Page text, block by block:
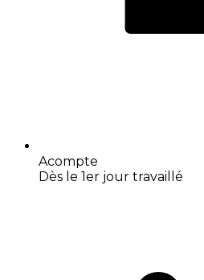
Acompte
Dès le 1er jour travaillé